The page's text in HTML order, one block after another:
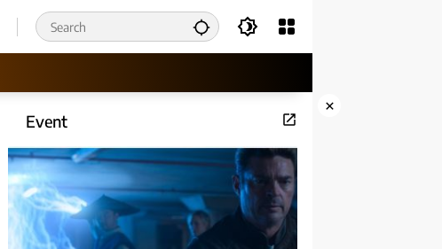
×
Event